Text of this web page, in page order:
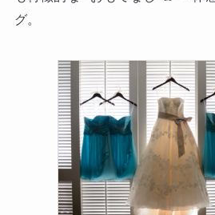
グ。